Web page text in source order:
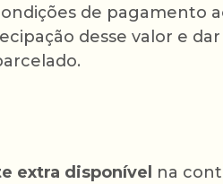
de pagamento
desse valor e
extra disponível na